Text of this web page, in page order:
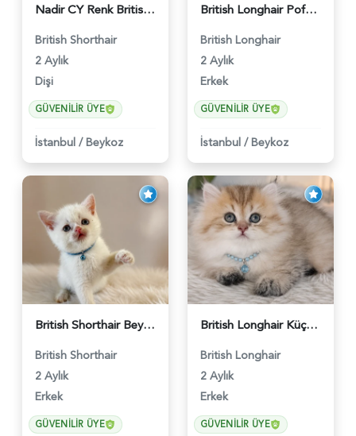
Nadir CY Renk British Shorthair Prensesimiz - 6483
British Shorthair
2 Aylık
Dişi
GÜVENILIR ÜYE
İstanbul / Beykoz
British Longhair Pofuduk Yakışıklımız - 6481
British Longhair
2 Aylık
Erkek
GÜVENILIR ÜYE
İstanbul / Beykoz
British Shorthair Beyaz Pamuksu Yavrumuz - 6419
British Shorthair
2 Aylık
Erkek
GÜVENILIR ÜYE
British Longhair Küçük Prens Yuva Arıyor - 6480
British Longhair
2 Aylık
Erkek
GÜVENILIR ÜYE